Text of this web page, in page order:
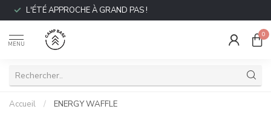
L'ÉTÉ APPROCHE À GRAND PAS !
MENU
0
Accueil / ENERGY WAFFLE